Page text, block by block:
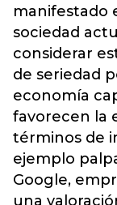
manifestado
sociedad
considerar
de seriedad
economía
favorecen la
términos de
ejemplo
Google,
una